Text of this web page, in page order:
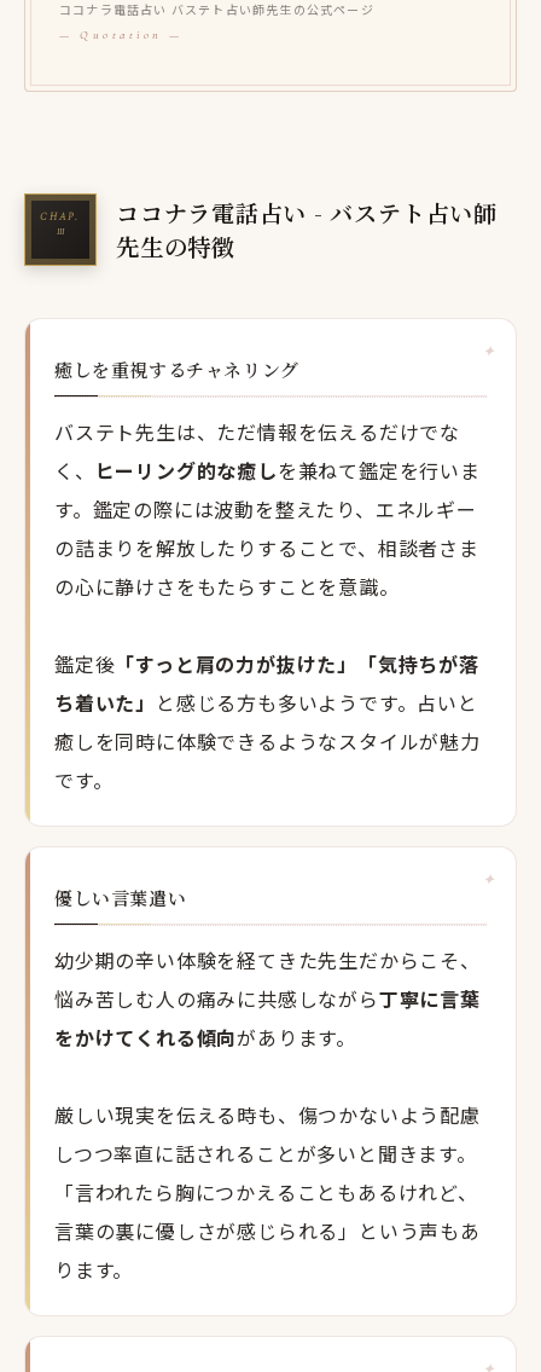
ココナラ電話占い バステト占い師先生の公式ページ
ココナラ電話占い - バステト占い師
先生の特徴
癒しを重視するチャネリング
バステト先生は、ただ情報を伝えるだけでな
く、 ヒーリング的な癒しを兼ねて鑑定を行いま
す。鑑定の際には波動を整えたり、エネルギー
の詰まりを解放したりすることで、相談者さま
の心に静けさをもたらすことを意識。
鑑定後 「すっと肩の力が抜けた」「気持ちが落
ち着いた」 と感じる方も多いようです。占いと
癒しを同時に体験できるようなスタイルが魅力
です。
優しい言葉遣い
幼少期の辛い体験を経てきた先生だからこそ、
悩み苦しむ人の痛みに共感しながら丁寧に言葉
をかけてくれる傾向があります。
厳しい現実を伝える時も、傷つかないよう配慮
しつつ率直に話されることが多いと聞きます。
「言われたら胸につかえることもあるけれど、
言葉の裏に優しさが感じられる」という声もあ
ります。